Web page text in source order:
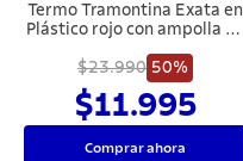
Termo Tramontina Exata en
Plástico rojo con ampolla de
$23.990 50%
$11.995
Comprar ahora